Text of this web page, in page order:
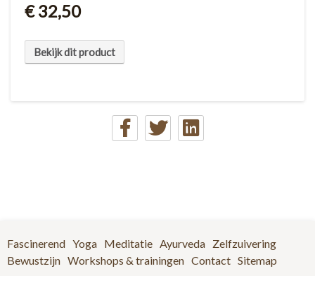
€ 32,50
Bekijk dit product
Fascinerend Yoga Meditatie Ayurveda Zelfzuivering
Bewustzijn Workshops & trainingen Contact Sitemap